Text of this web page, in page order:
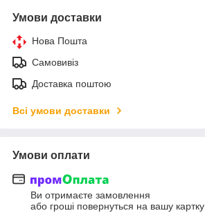
Умови доставки
Нова Пошта
Самовивіз
Доставка поштою
Всі умови доставки
Умови оплати
Ви отримаєте замовлення
або гроші повернуться на вашу картку